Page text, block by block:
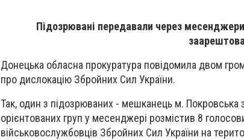
Підозрювані передавали через месенджери
Донецька обласна прокуратура повідомила двом
про дислокацію Збройних Сил України.
Так, один з підозрюваних - мешканець м. Покровська
орієнтованих груп у месенджері розмістив 8
військовослужбовців Збройних Сил України на